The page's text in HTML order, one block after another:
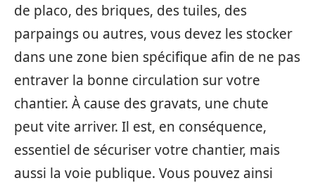
de placo, des briques, des tuiles, des
parpaings ou autres, vous devez les stocker
dans une zone bien spécifique afin de ne pas
entraver la bonne circulation sur votre
chantier. À cause des gravats, une chute
peut vite arriver. Il est, en conséquence,
essentiel de sécuriser votre chantier, mais
aussi la voie publique. Vous pouvez ainsi